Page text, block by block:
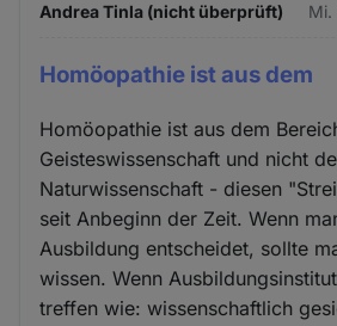
Andrea Tinla (nicht überprüft) Mi.
Homöopathie ist aus dem
Homöopathie ist aus dem
Geisteswissenschaft und nicht
Naturwissenschaft - diesen
seit Anbeginn der Zeit. Wenn
Ausbildung entscheidet, sollte
wissen. Wenn
treffen wie: wissenschaftlich